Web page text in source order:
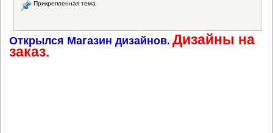
Прикрепленная тема
Открылся Магазин дизайнов. Дизайны на
заказ.